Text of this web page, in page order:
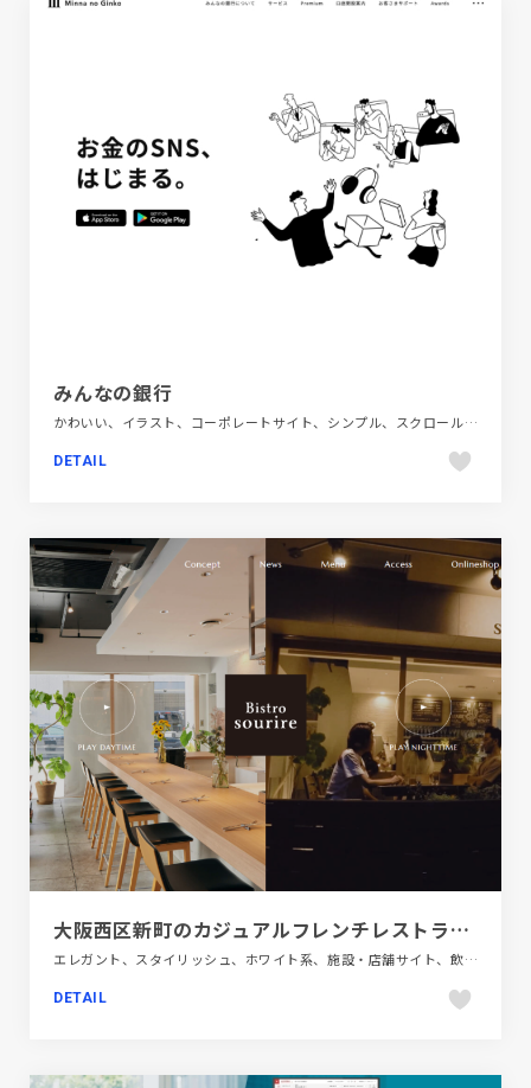
みんなの銀行
かわいい、イラスト、コーポレートサイト、シンプル、スクロールエフェクト、スタイリッシュ、タイポグラフィー、フラットデザイン、ブラック系 、ブランド・サービスサイト、ホワイト系、ポップ、モーション多め、手書き・ハンドメイド、金融・法律・人材・専門職
DETAIL
大阪西区新町のカジュアルフレンチレストラン Bistrosourire ビストロスリール
エレガント、スタイリッシュ、ホワイト系、施設・店舗サイト、飲食店・グルメ・ウェディング
DETAIL